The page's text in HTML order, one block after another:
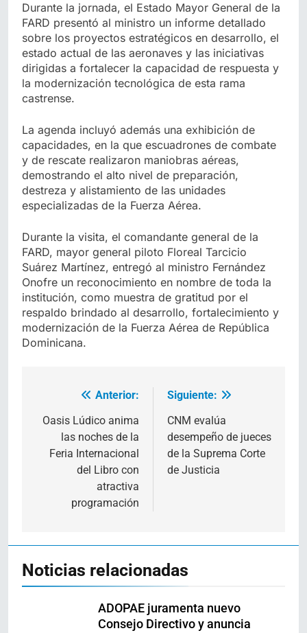
Durante la jornada, el Estado Mayor General de la
FARD presentó al ministro un informe detallado
sobre los proyectos estratégicos en desarrollo, el
estado actual de las aeronaves y las iniciativas
dirigidas a fortalecer la capacidad de respuesta y
la modernización tecnológica de esta rama
castrense.
La agenda incluyó además una exhibición de
capacidades, en la que escuadrones de combate
y de rescate realizaron maniobras aéreas,
demostrando el alto nivel de preparación,
destreza y alistamiento de las unidades
especializadas de la Fuerza Aérea.
Durante la visita, el comandante general de la
FARD, mayor general piloto Floreal Tarcicio
Suárez Martínez, entregó al ministro Fernández
Onofre un reconocimiento en nombre de toda la
institución, como muestra de gratitud por el
respaldo brindado al desarrollo, fortalecimiento y
modernización de la Fuerza Aérea de República
Dominicana.
Navegación
de
entradas
Anterior:
Oasis Lúdico anima
las noches de la
Feria Internacional
del Libro con
atractiva
programación
Siguiente:
CNM evalúa
desempeño de jueces
de la Suprema Corte
de Justicia
Noticias relacionadas
ADOPAE juramenta nuevo
Consejo Directivo y anuncia